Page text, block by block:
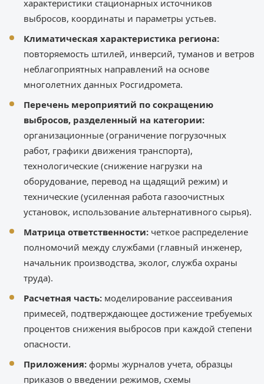
характеристики стационарных источников
выбросов, координаты и параметры устьев.
Климатическая характеристика региона:
повторяемость штилей, инверсий, туманов и ветров
неблагоприятных направлений на основе
многолетних данных Росгидромета.
Перечень мероприятий по сокращению
выбросов, разделенный на категории:
организационные (ограничение погрузочных
работ, графики движения транспорта),
технологические (снижение нагрузки на
оборудование, перевод на щадящий режим) и
технические (усиленная работа газоочистных
установок, использование альтернативного сырья).
Матрица ответственности: четкое распределение
полномочий между службами (главный инженер,
начальник производства, эколог, служба охраны
труда).
Расчетная часть: моделирование рассеивания
примесей, подтверждающее достижение требуемых
процентов снижения выбросов при каждой степени
опасности.
Приложения: формы журналов учета, образцы
приказов о введении режимов, схемы